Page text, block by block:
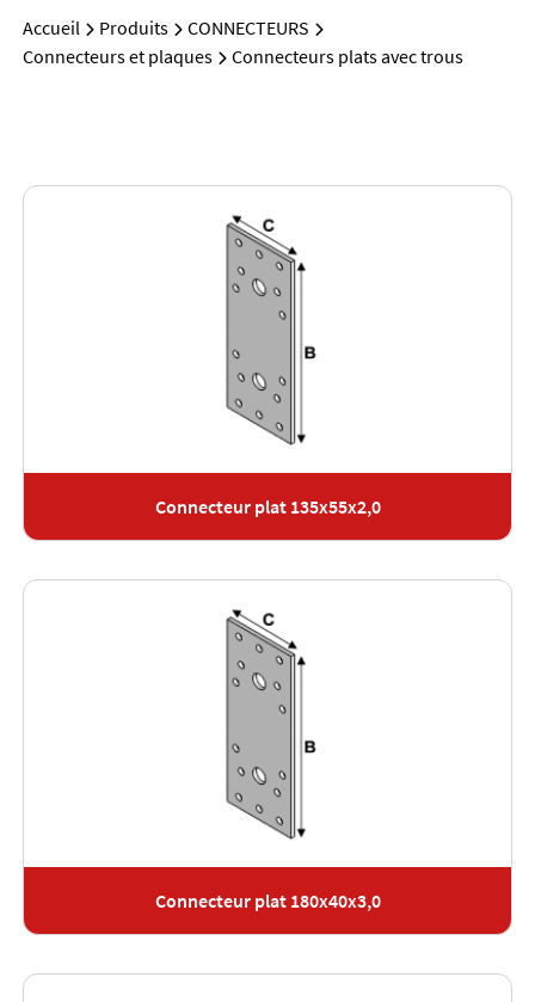
Accueil Produits
CONNECTEURS
Connecteurs et plaques
Connecteurs plats avec trous
Connecteur plat 135x55x2,0
Connecteur plat 180x40x3,0